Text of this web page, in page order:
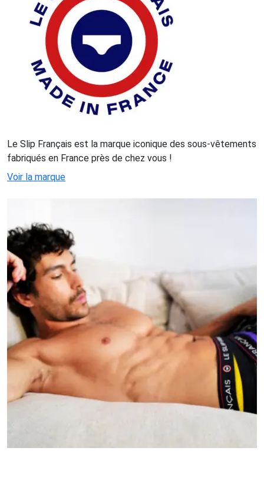
Le Slip Français est la marque iconique des sous-vêtements
fabriqués en France près de chez vous !
Voir la marque